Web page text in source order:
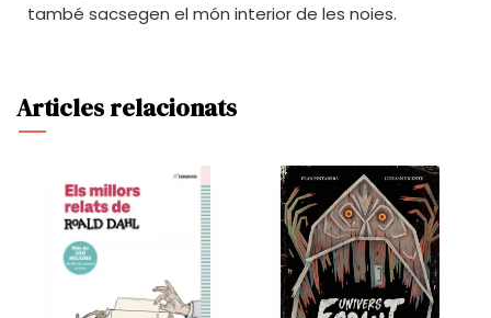
també sacsegen el món interior de les noies.
Articles relacionats